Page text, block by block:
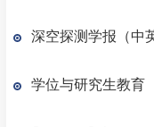
深空探测学报（中
学位与研究生教育